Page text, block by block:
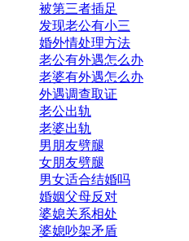
被第三者插足
发现老公有小三
婚外情处理方法
老公有外遇怎么办
老婆有外遇怎么办
外遇调查取证
老公出轨
老婆出轨
男朋友劈腿
女朋友劈腿
男女适合结婚吗
婚姻父母反对
婆媳关系相处
婆媳吵架矛盾